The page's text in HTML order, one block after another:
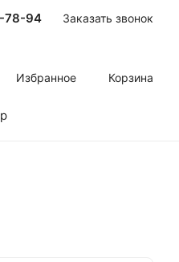
78-94 Заказать звонок
Избранное Корзина